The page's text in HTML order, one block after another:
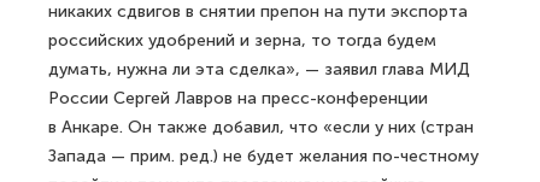
никаких сдвигов в снятии препон на пути экспорта
российских удобрений и зерна, то тогда будем
думать, нужна ли эта сделка», — заявил глава МИД
России Сергей Лавров на пресс-конференции
в Анкаре. Он также добавил, что «если у них (стран
Запада — прим. ред.) не будет желания по-честному